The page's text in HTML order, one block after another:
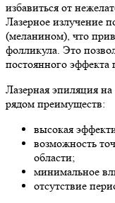
избавиться от
Лазерное излучение
(меланином), что
фолликула. Это
постоянного эффекта
Лазерная эпиляция
рядом преимуществ:
высокая
возможность
области;
минимальное
отсутствие